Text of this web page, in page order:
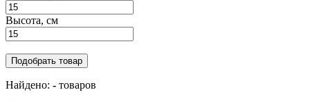
Высота, см
Подобрать товар
Найдено: - товаров